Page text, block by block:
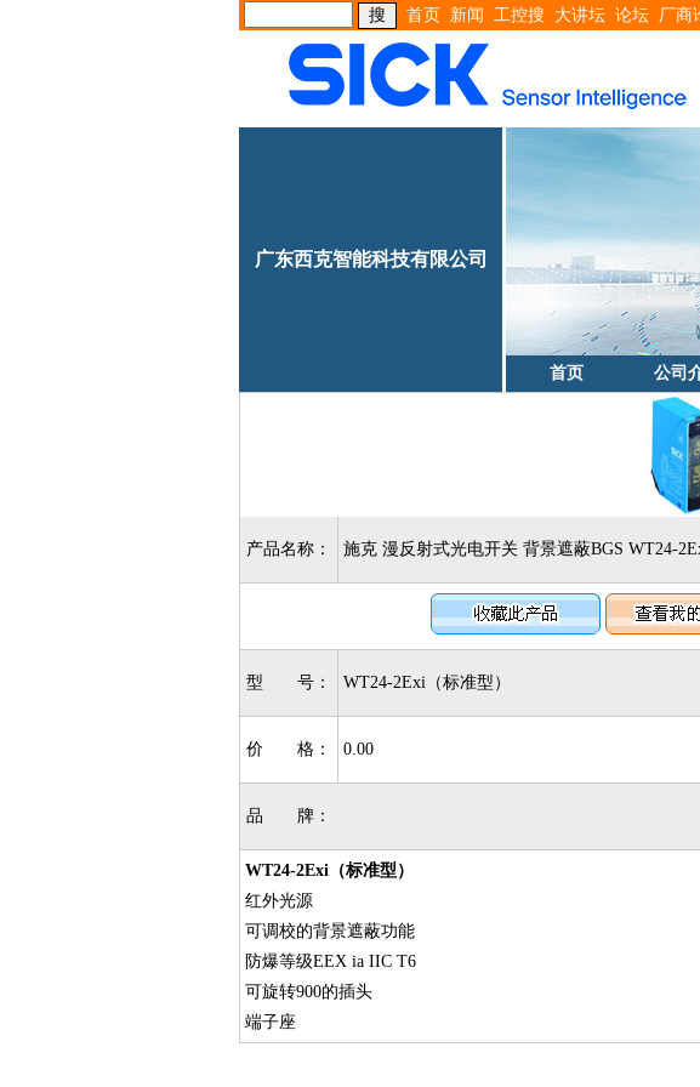
首页 新闻 工控搜 大讲坛 论坛 厂商
广东西克智能科技有限公司
首页 公司
产品名称： 施克 漫反射式光电开关 背景遮蔽BGS WT24-
型 号： WT24-2Exi（标准型）
价 格： 0.00
品 牌：
WT24-2Exi（标准型）
红外光源
可调校的背景遮蔽功能
防爆等级EEX ia IIC T6
可旋转900的插头
端子座